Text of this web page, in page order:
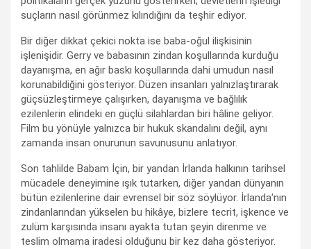
suçların nasıl görünmez kılındığını da teşhir ediyor.
Bir diğer dikkat çekici nokta ise baba-oğul ilişkisinin
işlenişidir. Gerry ve babasının zindan koşullarında kurduğu
dayanışma, en ağır baskı koşullarında dahi umudun nasıl
korunabildiğini gösteriyor. Düzen insanları yalnızlaştırarak
güçsüzleştirmeye çalışırken, dayanışma ve bağlılık
ezilenlerin elindeki en güçlü silahlardan biri hâline geliyor.
Film bu yönüyle yalnızca bir hukuk skandalını değil, aynı
zamanda insan onurunun savunusunu anlatıyor.
Son tahlilde Babam İçin, bir yandan İrlanda halkının tarihsel
mücadele deneyimine ışık tutarken, diğer yandan dünyanın
bütün ezilenlerine dair evrensel bir söz söylüyor. İrlanda'nın
zindanlarından yükselen bu hikâye, bizlere tecrit, işkence ve
zulüm karşısında insanı ayakta tutan şeyin direnme ve
teslim olmama iradesi olduğunu bir kez daha gösteriyor.